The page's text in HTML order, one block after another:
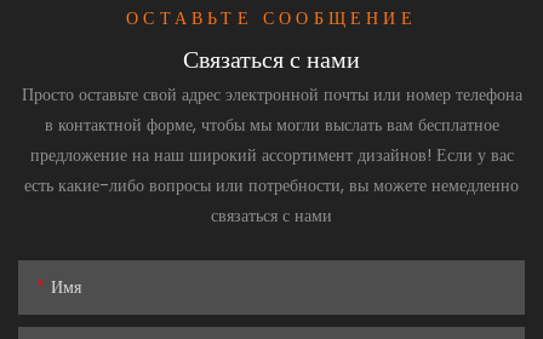
ОСТАВЬТЕ СООБЩЕНИЕ
Связаться с нами
Просто оставьте свой адрес электронной почты или номер телефона
в контактной форме, чтобы мы могли выслать вам бесплатное
предложение на наш широкий ассортимент дизайнов! Если у вас
есть какие-либо вопросы или потребности, вы можете немедленно
связаться с нами
Имя